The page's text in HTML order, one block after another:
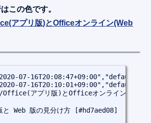
この色です。
アプリ版)とOfficeオンライン(Web
07-
07-
Office(アプリ版)とOfficeオンライン(Web
Web 版の見分け方 [#hd7aed08]